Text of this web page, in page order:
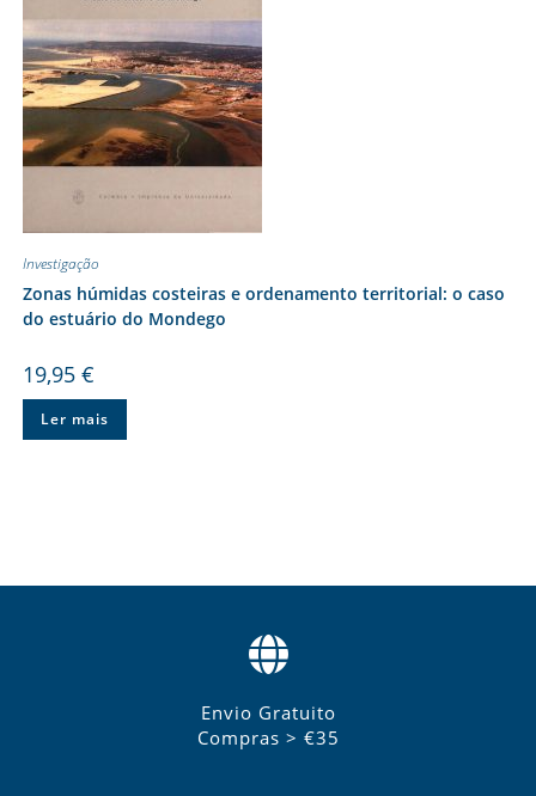
Investigação
Zonas húmidas costeiras e ordenamento territorial: o caso
do estuário do Mondego
19,95 €
Ler mais
Envio Gratuito
Compras > €35